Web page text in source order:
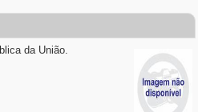
da União.